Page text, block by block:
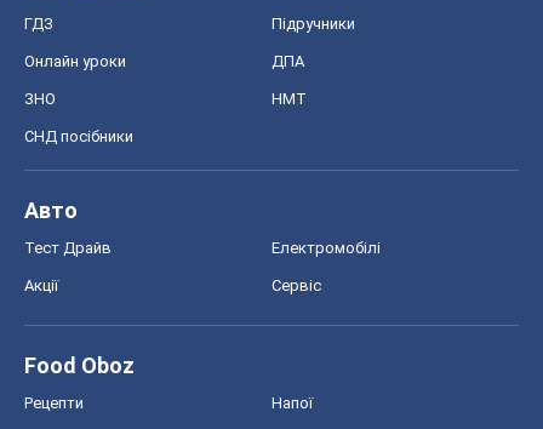
ГДЗ Підручники
Онлайн уроки ДПА
ЗНО НМТ
СНД посібники
Авто
Тест Драйв Електромобілі
Акції Сервіс
Food Oboz
Рецепти Напої